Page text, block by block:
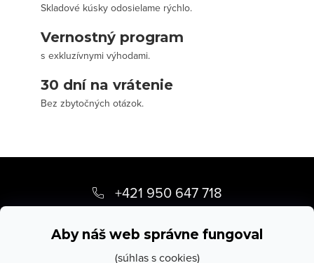
Aby náš web správne fungoval
(súhlas s cookies)
Skladové kúsky odosielame rýchlo.
Vernostný program
s exkluzívnymi výhodami.
30 dní na vrátenie
Bez zbytočných otázok.
p
+421 950 647 718